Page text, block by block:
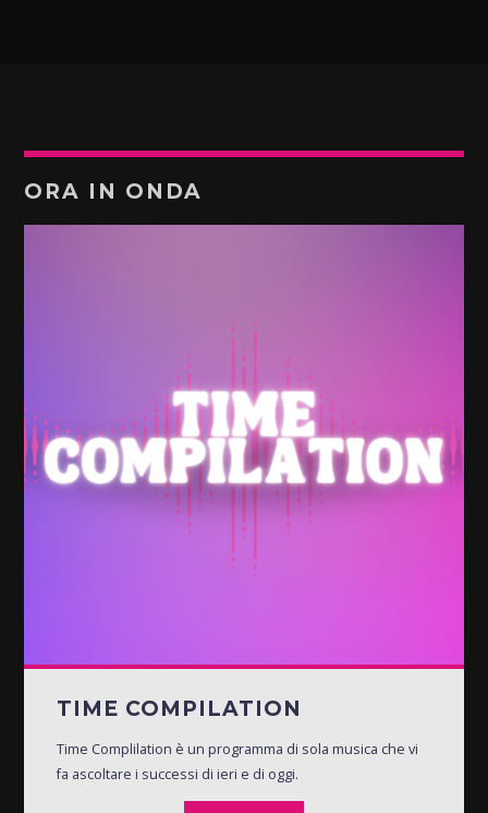
ORA IN ONDA
TIME COMPILATION
Time Complilation è un programma di sola musica che vi
fa ascoltare i successi di ieri e di oggi.